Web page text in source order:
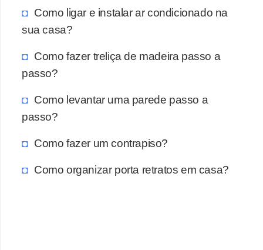
Como ligar e instalar ar condicionado na
sua casa?
Como fazer treliça de madeira passo a
passo?
Como levantar uma parede passo a
passo?
Como fazer um contrapiso?
Como organizar porta retratos em casa?